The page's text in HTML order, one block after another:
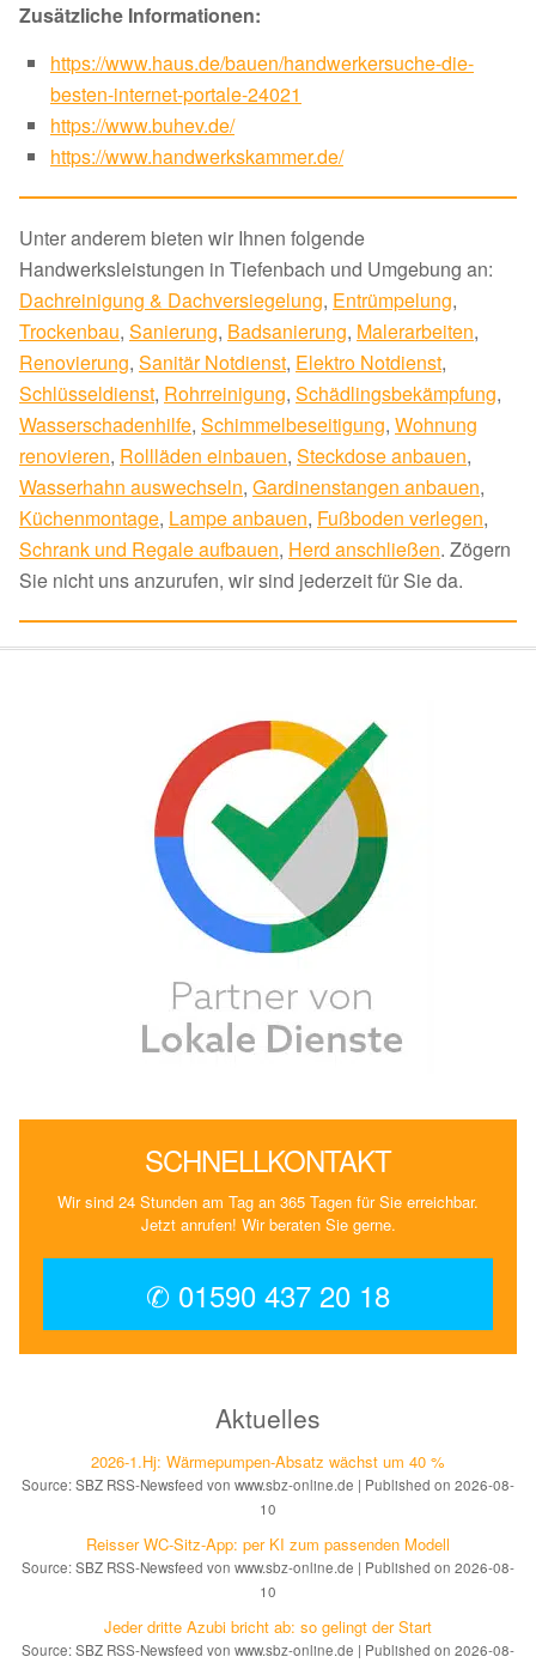
Zusätzliche Informationen:
https://www.haus.de/bauen/handwerkersuche-die-
besten-internet-portale-24021
https://www.buhev.de/
https://www.handwerkskammer.de/
Unter anderem bieten wir Ihnen folgende
Handwerksleistungen in Tiefenbach und Umgebung an:
Dachreinigung & Dachversiegelung, Entrümpelung,
Trockenbau, Sanierung, Badsanierung, Malerarbeiten,
Renovierung, Sanitär Notdienst, Elektro Notdienst,
Schlüsseldienst, Rohrreinigung, Schädlingsbekämpfung,
Wasserschadenhilfe, Schimmelbeseitigung, Wohnung
renovieren, Rollläden einbauen, Steckdose anbauen,
Wasserhahn auswechseln, Gardinenstangen anbauen,
Küchenmontage, Lampe anbauen, Fußboden verlegen,
Schrank und Regale aufbauen, Herd anschließen. Zögern
Sie nicht uns anzurufen, wir sind jederzeit für Sie da.
SCHNELLKONTAKT
Wir sind 24 Stunden am Tag an 365 Tagen für Sie erreichbar.
Jetzt anrufen! Wir beraten Sie gerne.
✆ 01590 437 20 18
Aktuelles
2026-1.Hj: Wär­me­pum­pen-Ab­satz wächst um 40 %
Source: SBZ RSS-Newsfeed von www.sbz-online.de
Published on 2026-08-
10
Reisser WC-Sitz-App: per KI zum pas­sen­den Mo­dell
Source: SBZ RSS-Newsfeed von www.sbz-online.de
Published on 2026-08-
10
Jeder dritte Azubi bricht ab: so gelingt der Start
Source: SBZ RSS-Newsfeed von www.sbz-online.de
Published on 2026-08-